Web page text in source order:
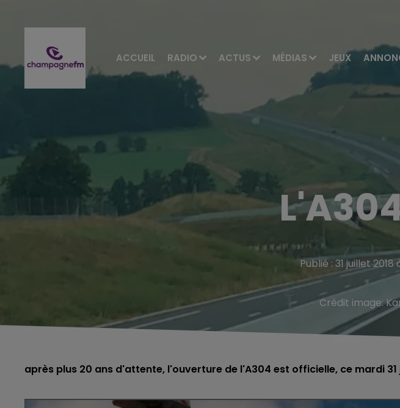
ACCUEIL RADIO ACTUS MÉDIAS JEUX
Publié : 31 juillet
Crédit image:
après plus 20 ans d'attente, l'ouverture de l'A304 est officielle, ce mardi 31